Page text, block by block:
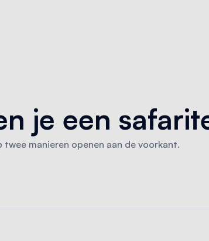
je een
manieren openen aan de voorkant.